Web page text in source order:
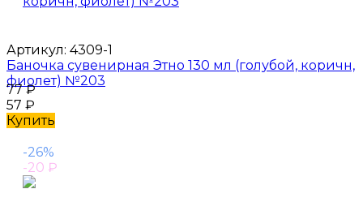
Артикул: 4309-1
Баночка сувенирная Этно 130 мл (голубой, коричн,
фиолет) №203
77₽
57 ₽
Купить
-26%
-20 ₽